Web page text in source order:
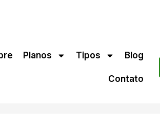
Planos Tipos Blog
Contato